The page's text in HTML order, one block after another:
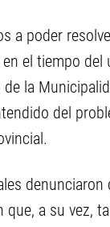
a poder
el tiempo
la
del
que, a su vez,